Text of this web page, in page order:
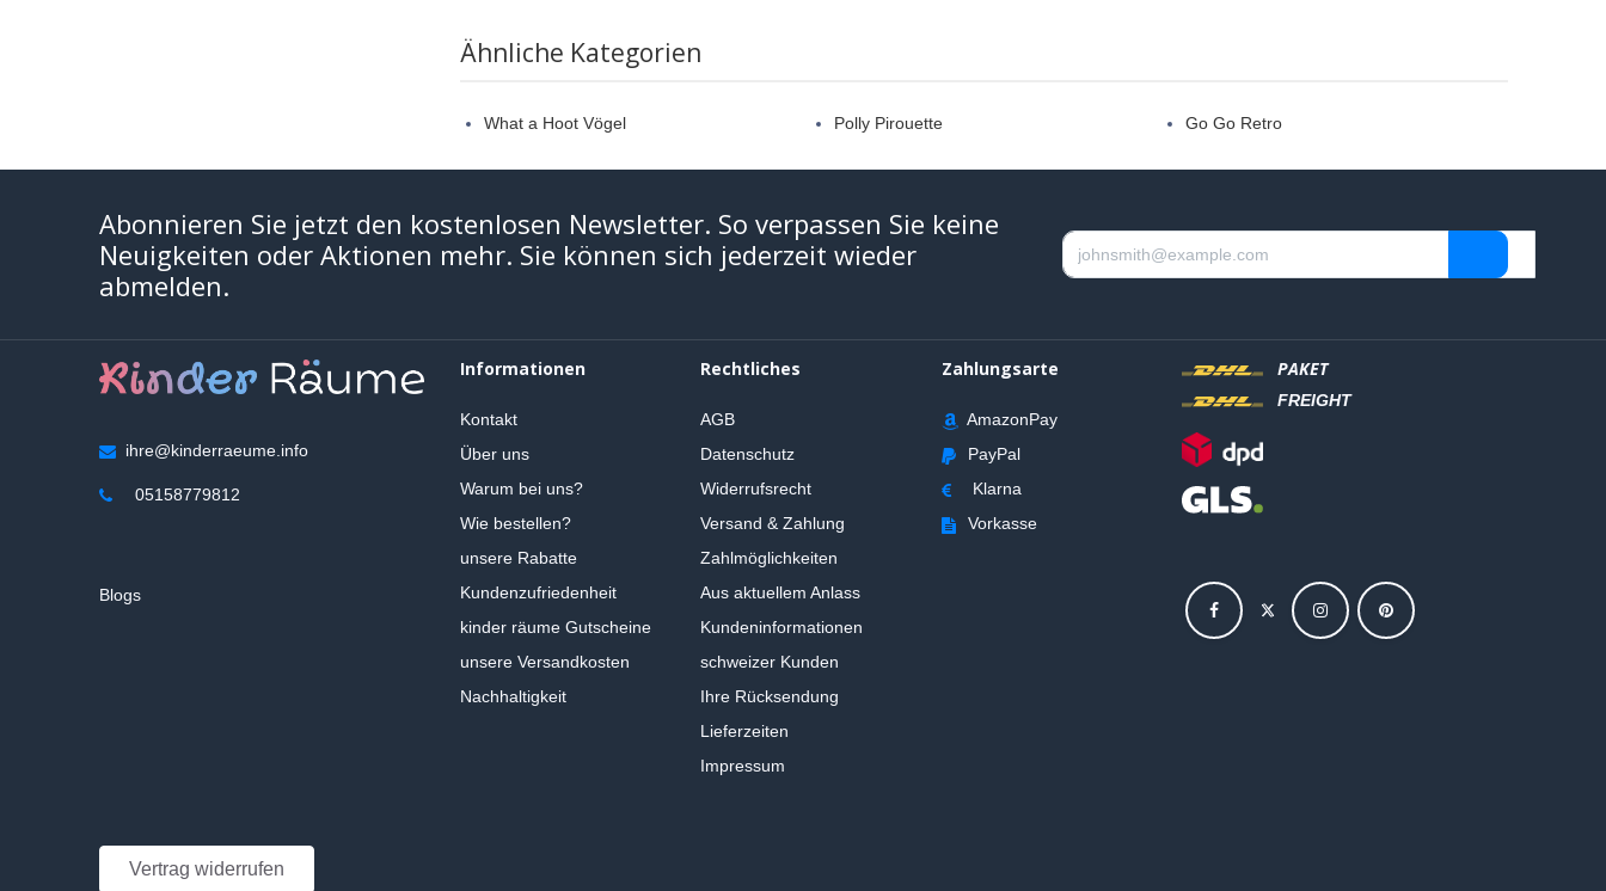
Ähnliche Kategorien
What a Hoot Vögel Polly Pirouette Go Go Retro
Abonnieren Sie jetzt den kostenlosen Newsletter. So verpassen Sie keine
Neuigkeiten oder Aktionen mehr. Sie können sich jederzeit wieder
abmelden.
ihre@kinderraeume.info
05158779812
Blogs
Informationen
Kontakt
Über uns
Warum bei uns?
Wie bestellen?
unsere Rabatte
Kundenzufriedenheit
kinder räume Gutscheine
unsere Versandkosten
Nachhaltigkeit
Rechtliches
AGB
Datenschutz
Widerrufsrecht
Versand & Zahlung
Zahlmöglichkeiten
Aus aktuellem Anlass
Kundeninformationen
schweizer Kunden
Ihre Rücksendung
Lieferzeiten
Impressum
Zahlungsarte
AmazonPay
PayPal
Klarna
Vorkasse
PAKET
FREIGHT
Vertrag widerrufen